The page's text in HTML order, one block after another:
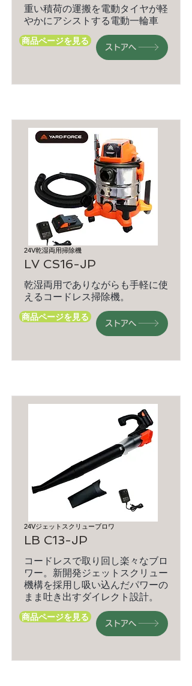
重い積荷の運搬を電動タイヤが軽
やかにアシストする電動一輪車
商品ページを見る
ストアへ
24V乾湿両用掃除機
LV CS16-JP
乾湿両用でありながらも手軽に使
えるコードレス掃除機。
商品ページを見る
ストアへ
24Vジェットスクリューブロワ
LB C13-JP
コードレスで取り回し楽々なブロ
ワー。新開発ジェットスクリュー
機構を採用し吸い込んだパワーの
まま吐き出すダイレクト設計。
商品ページを見る
ストアへ